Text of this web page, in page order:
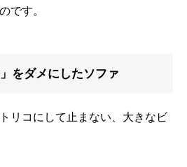
です。
をダメにしたソファ
リコにして止まない、大きなビ